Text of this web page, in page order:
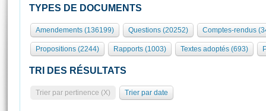
Présidence
577 députés
Groupes politiques
Séance publique
Commissions et autres organes
Europe et International
Pétitions
Rôle et pouvoirs de l'Assemblée
Organisation de l'Assemblée
Présidence Conférence des Présidents Bureau Collège des
Statistiques et chiffres clés
Visiter l'Assemblée
Visite virtuelle du palais Bourbon
Assister à une séance
TYPES DE DOCUMENTS
Amendements (136199) Questions (20252) Comptes-rendus
Propositions (2244) Rapports (1003) Textes adoptés (693)
TRI DES RÉSULTATS
Trier par pertinence (X) Trier par date